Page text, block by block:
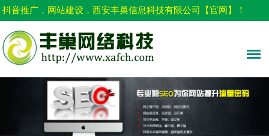
抖音推广，网站建设，西安丰巢信息科技有限公司【官网】！